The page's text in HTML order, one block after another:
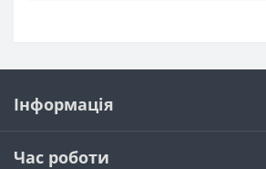
Інформація
Час роботи